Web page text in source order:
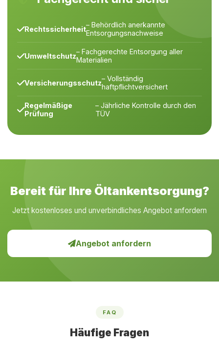
Rechtssicherheit– Behördlich anerkannte
Entsorgungsnachweise
Umweltschutz– Fachgerechte Entsorgung aller
Materialien
Versicherungsschutz– Vollständig
haftpflichtversichert
Regelmäßige
Prüfung
– Jährliche Kontrolle durch den
TÜV
Bereit für Ihre Öltankentsorgung?
Jetzt kostenloses und unverbindliches Angebot anfordern
Angebot anfordern
FAQ
Häufige Fragen